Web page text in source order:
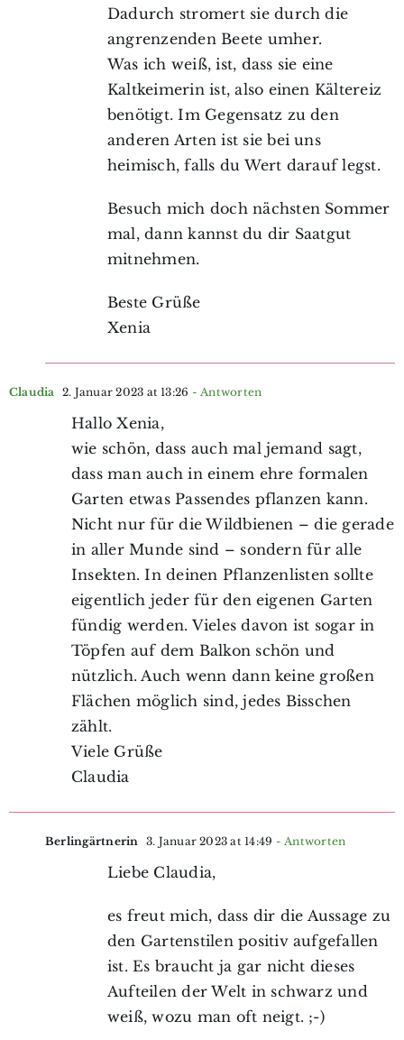
Dadurch stromert sie durch die
angrenzenden Beete umher.
Was ich weiß, ist, dass sie eine
Kaltkeimerin ist, also einen Kältereiz
benötigt. Im Gegensatz zu den
anderen Arten ist sie bei uns
heimisch, falls du Wert darauf legst.
Besuch mich doch nächsten Sommer
mal, dann kannst du dir Saatgut
mitnehmen.
Beste Grüße
Xenia
Claudia 2. Januar 2023 at 13:26 - Antworten
Hallo Xenia,
wie schön, dass auch mal jemand sagt,
dass man auch in einem ehre formalen
Garten etwas Passendes pflanzen kann.
Nicht nur für die Wildbienen – die gerade
in aller Munde sind – sondern für alle
Insekten. In deinen Pflanzenlisten sollte
eigentlich jeder für den eigenen Garten
fündig werden. Vieles davon ist sogar in
Töpfen auf dem Balkon schön und
nützlich. Auch wenn dann keine großen
Flächen möglich sind, jedes Bisschen
zählt.
Viele Grüße
Claudia
Berlingärtnerin 3. Januar 2023 at 14:49 - Antworten
Liebe Claudia,
es freut mich, dass dir die Aussage zu
den Gartenstilen positiv aufgefallen
ist. Es braucht ja gar nicht dieses
Aufteilen der Welt in schwarz und
weiß, wozu man oft neigt. ;-)